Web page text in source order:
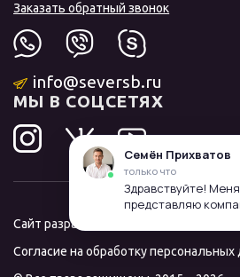
Заказать обратный звонок
info@seversb.ru
МЫ В СОЦСЕТЯХ
Сайт разработал и продвинул
Согласие на обработку персональных